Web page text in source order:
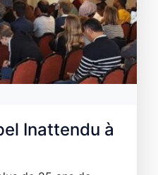
Inattendu à